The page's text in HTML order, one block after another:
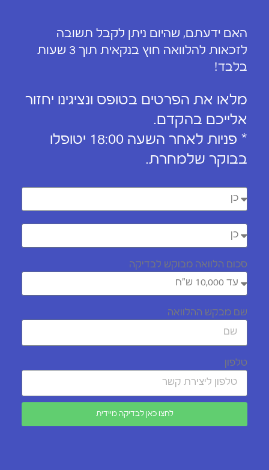
האם ידעתם, שהיום ניתן לקבל תשובה
לזכאות להלוואה חוץ בנקאית תוך 3 שעות
בלבד!
מלאו את הפרטים בטופס ונציגינו יחזור
אלייכם בהקדם.
* פניות לאחר השעה 18:00 יטופלו
בבוקר שלמחרת.
סכום הלוואה מבוקש לבדיקה
שם מבקש ההלוואה
טלפון
לחצו כאן לבדיקה מיידית